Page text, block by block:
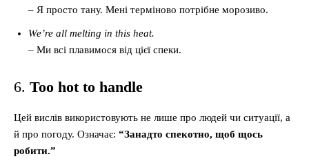
– Я просто тану. Мені терміново потрібне морозиво.
We’re all melting in this heat.
– Ми всі плавимося від цієї спеки.
6. Too hot to handle
Цей вислів використовують не лише про людей чи ситуації, а
й про погоду. Означає: “Занадто спекотно, щоб щось
робити.”